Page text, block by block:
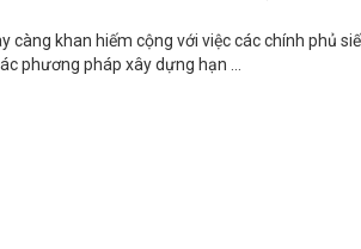
càng khan hiếm cộng với việc các chính phủ
phương pháp xây dựng hạn …